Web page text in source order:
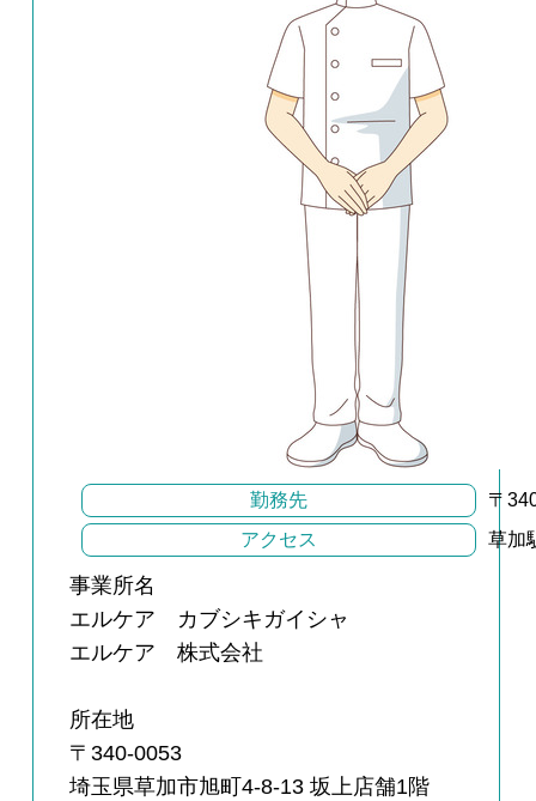
勤務先
〒
アクセス
草加
事業所名
エルケア カブシキガイシャ
エルケア 株式会社
所在地
〒340-0053
埼玉県草加市旭町4-8-13 坂上店舗1階